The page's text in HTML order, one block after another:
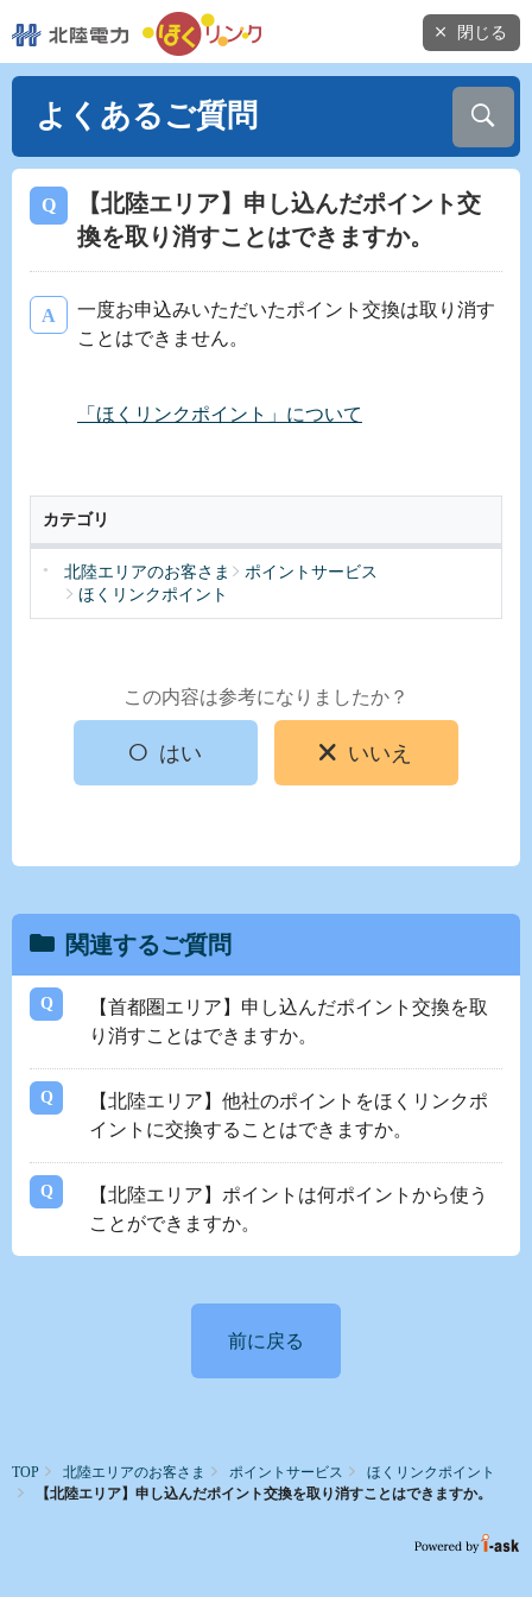
閉じる
よくあるご質問
【北陸エリア】申し込んだポイント交
換を取り消すことはできますか。
一度お申込みいただいたポイント交換は取り消す
ことはできません。
「ほくリンクポイント」について
カテゴリ
北陸エリアのお客さま
ポイントサービス
ほくリンクポイント
この内容は参考になりましたか？
はい いいえ
関連するご質問
【首都圏エリア】申し込んだポイント交換を取
り消すことはできますか。
【北陸エリア】他社のポイントをほくリンクポ
イントに交換することはできますか。
【北陸エリア】ポイントは何ポイントから使う
ことができますか。
前に戻る
TOP 北陸エリアのお客さま ポイントサービス
ほくリンクポイント
【北陸エリア】申し込んだポイント交換を取り消すことはできますか。